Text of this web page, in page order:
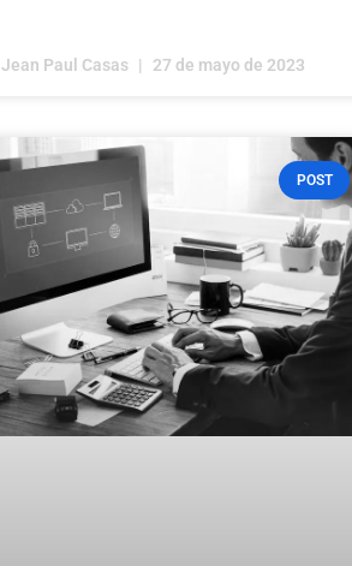
Jean Paul Casas 27 de mayo de 2023
POST